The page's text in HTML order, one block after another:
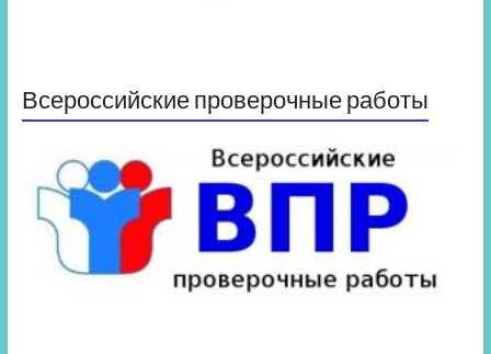
Всероссийские проверочные работы